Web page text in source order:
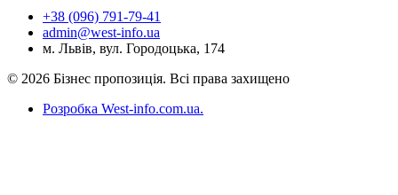
+38 (096) 791-79-41
admin@west-info.ua
м. Львів, вул. Городоцька, 174
© 2026 Бізнес пропозиція. Всі права захищено
Розробка West-info.com.ua.